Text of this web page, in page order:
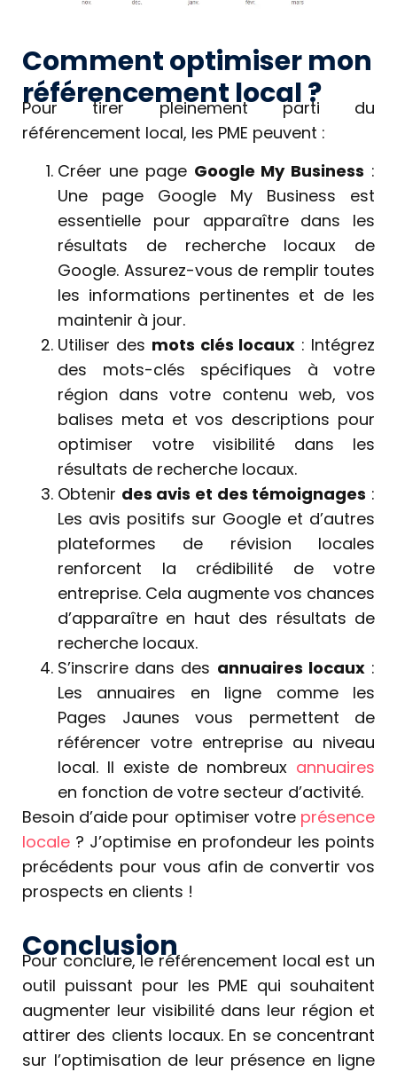
Comment optimiser mon
référencement local ?
Pour tirer pleinement parti du
référencement local, les PME peuvent :
Créer une page Google My Business :
Une page Google My Business est
essentielle pour apparaître dans les
résultats de recherche locaux de
Google. Assurez-vous de remplir toutes
les informations pertinentes et de les
maintenir à jour.
Utiliser des mots clés locaux : Intégrez
des mots-clés spécifiques à votre
région dans votre contenu web, vos
balises meta et vos descriptions pour
optimiser votre visibilité dans les
résultats de recherche locaux.
Obtenir des avis et des témoignages :
Les avis positifs sur Google et d’autres
plateformes de révision locales
renforcent la crédibilité de votre
entreprise. Cela augmente vos chances
d’apparaître en haut des résultats de
recherche locaux.
S’inscrire dans des annuaires locaux:
Les annuaires en ligne comme les
Pages Jaunes vous permettent de
référencer votre entreprise au niveau
local. Il existe de nombreux annuaires
en fonction de votre secteur d’activité.
Besoin d’aide pour optimiser votre présence
locale ? J’optimise en profondeur les points
précédents pour vous afin de convertir vos
prospects en clients !
Conclusion
Pour conclure, le référencement local est un
outil puissant pour les PME qui souhaitent
augmenter leur visibilité dans leur région et
attirer des clients locaux. En se concentrant
sur l’optimisation de leur présence en ligne